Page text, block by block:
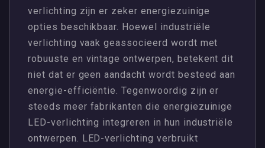
verlichting zijn er zeker energiezuinige
opties beschikbaar. Hoewel industriële
verlichting vaak geassocieerd wordt met
robuuste en vintage ontwerpen, betekent dit
niet dat er geen aandacht wordt besteed aan
energie-efficiëntie. Tegenwoordig zijn er
steeds meer fabrikanten die energiezuinige
LED-verlichting integreren in hun industriële
ontwerpen. LED-verlichting verbruikt